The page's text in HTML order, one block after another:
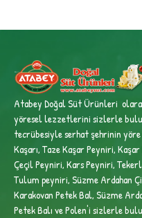
Atabey Doğal Süt Ürünleri
yöresel lezzetlerini sizlerle
tecrübesiyleserhat şehrinin
Kaşarı, Taze Kaşar Peyniri,
Çeçil Peyniri, Kars Peyniri,
Tulum peyniri,Süzme Ardahan
Karakovan Petek Bal, Süzme
Petek Balı ve Polen'i sizlerle